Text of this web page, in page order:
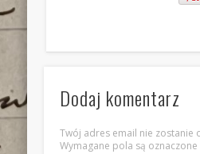
Dodaj komentarz
Twój adres email nie zostanie
Wymagane pola są oznaczone